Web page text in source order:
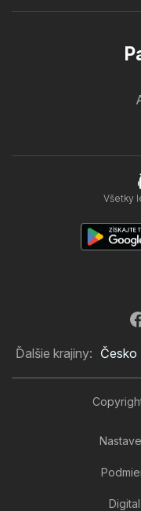
Všetky
Ďalšie krajiny: Česko